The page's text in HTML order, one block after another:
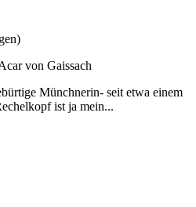
von Gaissach
Münchnerin- seit etwa einem
ist ja mein...